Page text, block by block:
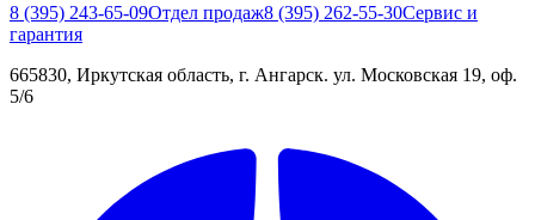
8 (395) 243-65-09Отдел продаж8 (395) 262-55-30Сервис и
гарантия
665830, Иркутская область, г. Ангарск. ул. Московская 19, оф.
5/6